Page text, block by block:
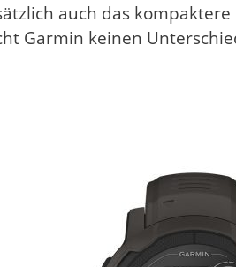
auch das
Garmin keinen